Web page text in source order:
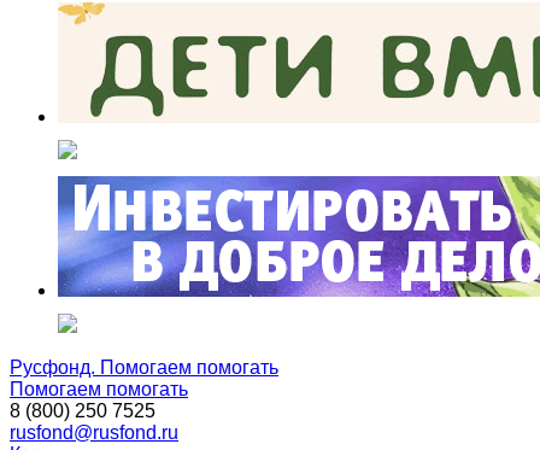
Русфонд. Помогаем помогать
Помогаем помогать
8 (800) 250 7525
rusfond@rusfond.ru